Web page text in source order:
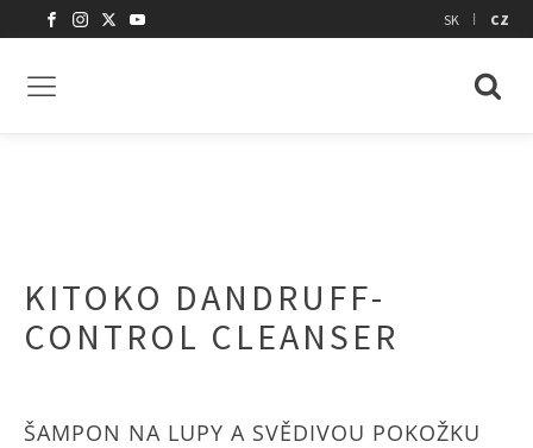
SK | CZ
KITOKO DANDRUFF-
CONTROL CLEANSER
ŠAMPON NA LUPY A SVĚDIVOU POKOŽKU